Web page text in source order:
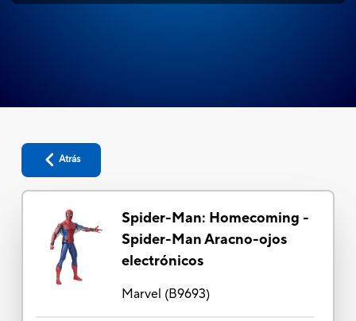
Atrás
Spider-Man: Homecoming -
Spider-Man Aracno-ojos
electrónicos
Marvel (B9693)